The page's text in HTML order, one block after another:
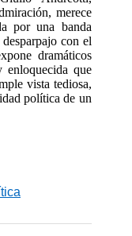
merece
por una banda
con el
dramáticos
enloquecida que
vista tediosa,
política de un